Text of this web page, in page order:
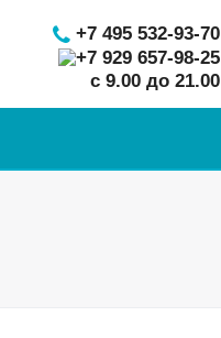
+7 495 532-93-70
+7 929 657-98-25
с 9.00 до 21.00